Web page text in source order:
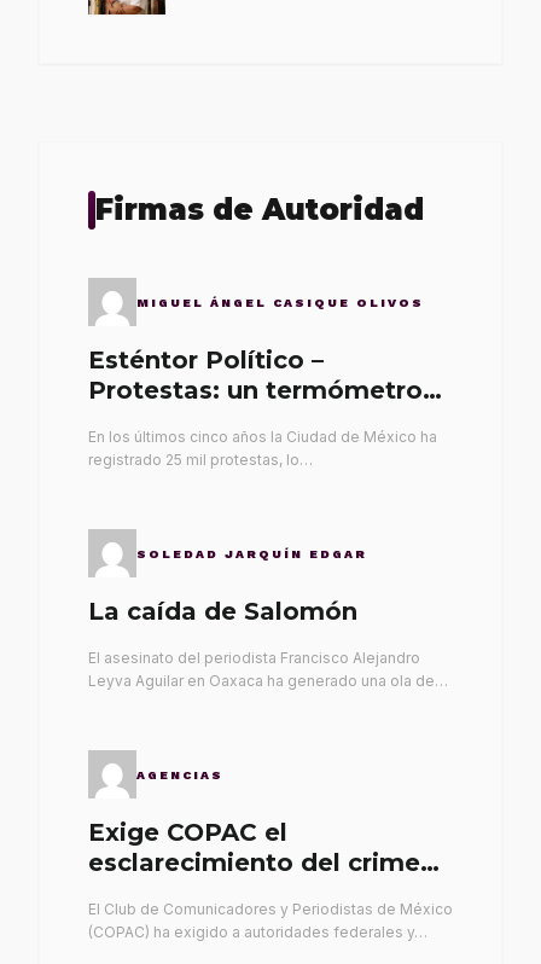
Firmas de Autoridad
MIGUEL ÁNGEL CASIQUE OLIVOS
Esténtor Político –
Protestas: un termómetro
En los últimos cinco años la Ciudad de México ha
registrado 25 mil protestas, lo…
SOLEDAD JARQUÍN EDGAR
La caída de Salomón
El asesinato del periodista Francisco Alejandro
Leyva Aguilar en Oaxaca ha generado una ola de…
AGENCIAS
Exige COPAC el
esclarecimiento del crimen
El Club de Comunicadores y Periodistas de México
(COPAC) ha exigido a autoridades federales y…